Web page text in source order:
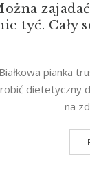
tyć. Cały
pianka
dietetyczny
na